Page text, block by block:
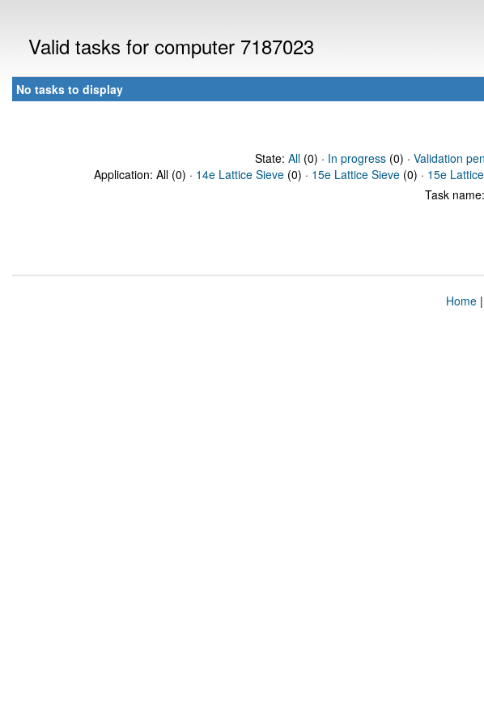
Valid tasks for computer 7187023
No tasks to display
State: All(0) · In progress(0) · Validation
Application: All (0) · 14e Lattice Sieve (0) · 15e Lattice Sieve (0) · 15e
Task name:
Home|